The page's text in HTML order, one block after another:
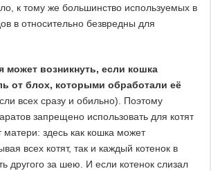
к тому же большинство используемых в
в относительно безвредны для
может возникнуть, если кошка
от блох, которыми обработали её
всех сразу и обильно). Поэтому
запрещено использовать для котят
матери: здесь как кошка может
всех котят, так и каждый котенок в
другого за шею. И если котенок слизал